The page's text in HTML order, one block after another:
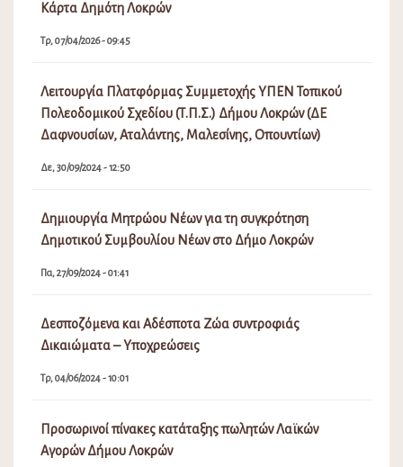
Κάρτα Δημότη Λοκρών
Τρ, 07/04/2026 - 09:45
Λειτουργία Πλατφόρμας Συμμετοχής ΥΠΕΝ Τοπικού
Πολεοδομικού Σχεδίου (Τ.Π.Σ.) Δήμου Λοκρών (ΔΕ
Δαφνουσίων, Αταλάντης, Μαλεσίνης, Οπουντίων)
Δε, 30/09/2024 - 12:50
Δημιουργία Μητρώου Νέων για τη συγκρότηση
Δημοτικού Συμβουλίου Νέων στο Δήμο Λοκρών
Πα, 27/09/2024 - 01:41
Δεσποζόμενα και Αδέσποτα Ζώα συντροφιάς
Δικαιώματα – Υποχρεώσεις
Τρ, 04/06/2024 - 10:01
Προσωρινοί πίνακες κατάταξης πωλητών Λαϊκών
Αγορών Δήμου Λοκρών